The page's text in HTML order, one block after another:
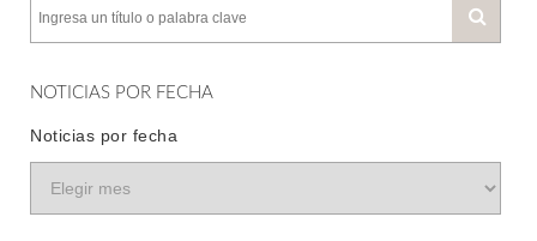
NOTICIAS POR FECHA
Noticias por fecha